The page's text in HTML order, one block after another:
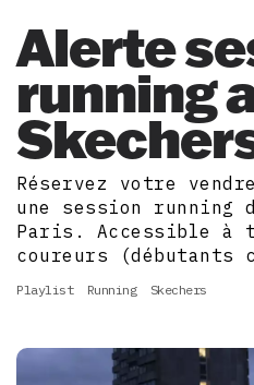
Alerte
running
Réservez votre
une session running
Paris. Accessible à
coureurs (débutants
Playlist Running Skechers